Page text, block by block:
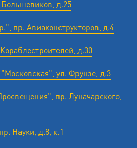
д.25
пр. Авиаконструкторов, д.4
д.30
ул. Фрунзе, д.3
пр. Луначарского,
Науки, д.8, к.1